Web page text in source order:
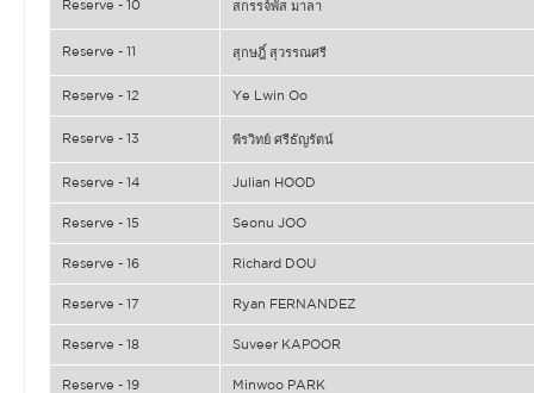
Reserve - 10 สกรรจ์พัส มาลา
Reserve - 11 สุกษฎิ์ สุวรรณศรี
Reserve - 12 Ye Lwin Oo
Reserve - 13 พีรวิทย์ ศรีธัญรัตน์
Reserve - 14 Julian HOOD
Reserve - 15 Seonu JOO
Reserve - 16 Richard DOU
Reserve - 17 Ryan FERNANDEZ
Reserve - 18 Suveer KAPOOR
Reserve - 19 Minwoo PARK